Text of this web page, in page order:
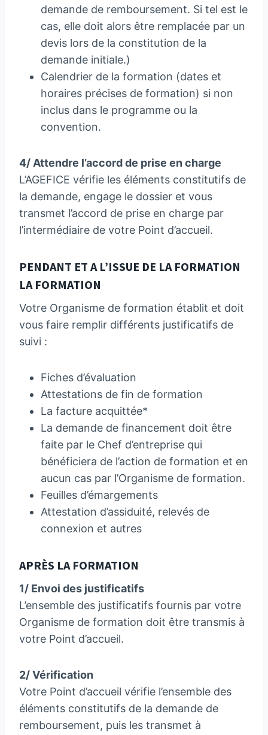
demande de remboursement. Si tel est le
cas, elle doit alors être remplacée par un
devis lors de la constitution de la
demande initiale.)
Calendrier de la formation (dates et
horaires précises de formation) si non
inclus dans le programme ou la
convention.
4/ Attendre l’accord de prise en charge
L’AGEFICE vérifie les éléments constitutifs de
la demande, engage le dossier et vous
transmet l’accord de prise en charge par
l’intermédiaire de votre Point d’accueil.
PENDANT ET A L’ISSUE DE LA FORMATION
LA FORMATION
Votre Organisme de formation établit et doit
vous faire remplir différents justificatifs de
suivi :
Fiches d’évaluation
Attestations de fin de formation
La facture acquittée*
La demande de financement doit être
faite par le Chef d’entreprise qui
bénéficiera de l’action de formation et en
aucun cas par l’Organisme de formation.
Feuilles d’émargements
Attestation d’assiduité, relevés de
connexion et autres
APRÈS LA FORMATION
1/ Envoi des justificatifs
L’ensemble des justificatifs fournis par votre
Organisme de formation doit être transmis à
votre Point d’accueil.
2/ Vérification
Votre Point d’accueil vérifie l’ensemble des
éléments constitutifs de la demande de
remboursement, puis les transmet à